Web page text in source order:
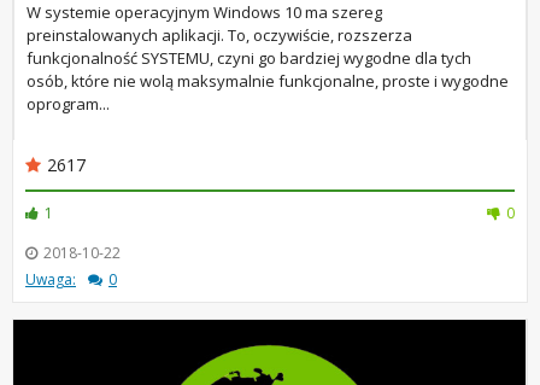
W systemie operacyjnym Windows 10 ma szereg
preinstalowanych aplikacji. To, oczywiście, rozszerza
funkcjonalność SYSTEMU, czyni go bardziej wygodne dla tych
osób, które nie wolą maksymalnie funkcjonalne, proste i wygodne
oprogram...
2617
1
0
2018-10-22
Uwaga:
0